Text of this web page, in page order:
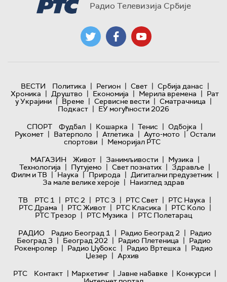
Радио Телевизија Србије
ВЕСТИ Политика | Регион | Свет | Србија данас |
Хроника | Друштво | Економија | Мерила времена | Рат
у Украјини | Време | Сервисне вести | Сматрачница |
Подкаст | ЕУ могућности 2026
СПОРТ
Фудбал | Кошарка | Тенис | Одбојка |
Рукомет | Ватерполо | Атлетика | Ауто-мото | Остали
спортови | Меморијал РТС
МАГАЗИН
Живот | Занимљивости | Музика |
Технологијa | Путујемо | Свет познатих | Здравље |
Филм и ТВ | Наука | Природа | Дигитални предузетник |
За мале велике хероје | Наизглед здрав
ТВ
РТС 1 | РТС 2 | РТС 3 | РТС Свет | РТС Наука |
РТС Драма | РТС Живот | РТС Класика | РТС Коло |
РТС Трезор | РТС Музика | РТС Полетарац
РАДИО
Радио Београд 1 | Радио Београд 2 | Радио
Београд 3 | Београд 202 | Радио Плетеница | Радио
Рокенролер | Радио Џубокс | Радио Вртешка | Радио
Џезер | Архив
РТС
Контакт | Маркетинг | Јавне набавке | Конкурси |